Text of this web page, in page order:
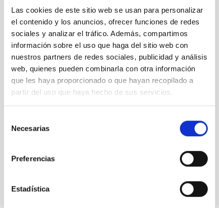
Las cookies de este sitio web se usan para personalizar
el contenido y los anuncios, ofrecer funciones de redes
sociales y analizar el tráfico. Además, compartimos
información sobre el uso que haga del sitio web con
nuestros partners de redes sociales, publicidad y análisis
web, quienes pueden combinarla con otra información
que les haya proporcionado o que hayan recopilado a
partir del uso que haya hecho de sus servicios.
Necesarias
Preferencias
Estadística
IACTEC's "official opening" and the IAC's Governing
Council